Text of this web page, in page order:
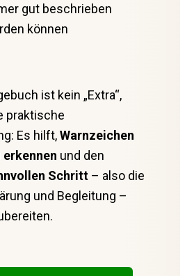
gut beschrieben
können
ist kein „Extra“,
praktische
Es hilft,Warnzeichen
und den
Schritt – also die
und Begleitung –